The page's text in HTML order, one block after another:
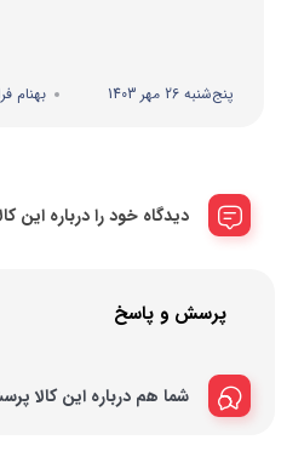
پنج‌شنبه 26 مهر 1403 بهنام
دیدگاه خود را درباره این
پرسش و پاسخ
شما هم درباره این کالا